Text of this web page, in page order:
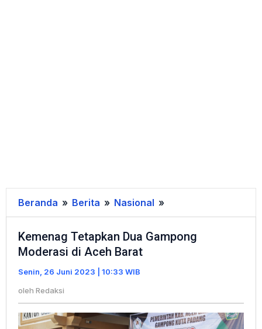
Beranda » Berita » Nasional »
Tetapkan
Dua
Aceh
Barat
Kemenag Tetapkan Dua Gampong
Moderasi di Aceh Barat
Senin, 26 Juni 2023 | 10:33 WIB
oleh Redaksi